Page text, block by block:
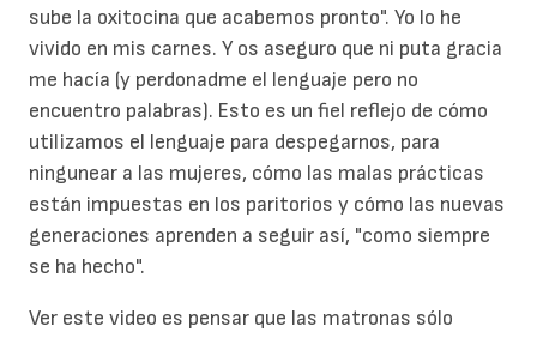
sube la oxitocina que acabemos pronto". Yo lo he
vivido en mis carnes. Y os aseguro que ni puta gracia
me hacía (y perdonadme el lenguaje pero no
encuentro palabras). Esto es un fiel reflejo de cómo
utilizamos el lenguaje para despegarnos, para
ningunear a las mujeres, cómo las malas prácticas
están impuestas en los paritorios y cómo las nuevas
generaciones aprenden a seguir así, "como siempre
se ha hecho".
Ver este video es pensar que las matronas sólo